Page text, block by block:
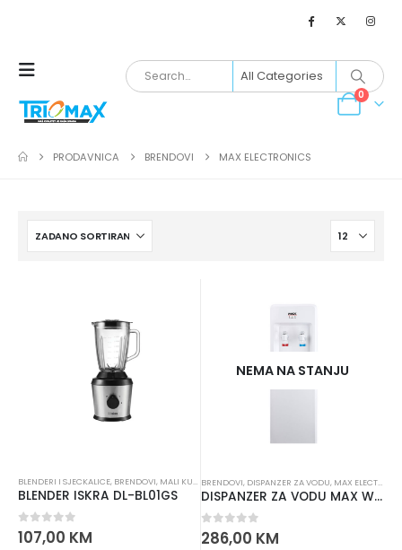
0
PRODAVNICA BRENDOVI MAX ELECTRONICS
BLENDERI I SJECKALICE, BRENDOVI, MALI KUĆNI APARATI , MAX ELECTRONICS
BLENDER ISKRA DL-BL01GS
0out of 5
107,00 KM
NEMA NA STANJU
BRENDOVI, DISPANZER ZA VODU, MAX ELECTRONICS
DISPANZER ZA VODU MAX WD 300
0out of 5
286,00 KM